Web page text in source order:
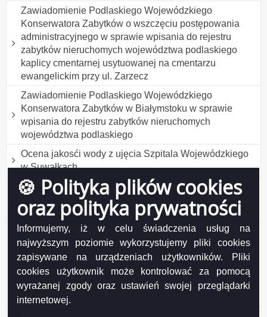
🍪 Polityka plików cookies
oraz polityka prywatności
Informujemy, iż w celu świadczenia usług na
najwyższym poziomie wykorzystujemy pliki cookies
zapisywane na urządzeniach użytkowników. Pliki
cookies użytkownik może kontrolować za pomocą
wyrażanej zgody oraz ustawień swojej przeglądarki
internetowej.
Zawiadomienie Podlaskiego Wojewódzkiego
Konserwatora Zabytków o wszczęciu postępowania
administracyjnego w sprawie wpisania do rejestru
zabytków nieruchomych województwa podlaskiego
kaplicy cmentarnej usytuowanej na cmentarzu
ewangelickim przy ul. Zarzecz
Zawiadomienie Podlaskiego Wojewódzkiego
Konserwatora Zabytków w Białymstoku w sprawie
wpisania do rejestru zabytków nieruchomych
województwa podlaskiego
Ocena jakosći wody z ujęcia Szpitala Wojewódzkiego
w Suwałkach
Ogłoszenie w sprawie naboru kandydatów na
najemców lokali komunalnych w ramach programu
Mieszkanie za remont
Zawiadomienie Dyrektora Regionalnego Zarządu
Gospodarki Wodnej w Białymstoku o wszczęciu
postępowania administracyjnego w sprawie udzielenia
pozwolenia wodnoprawnego na szczególne
korzystanie z wód dla zakładu recyklingu odpadów
Stena Recycling Sp. z o.o.